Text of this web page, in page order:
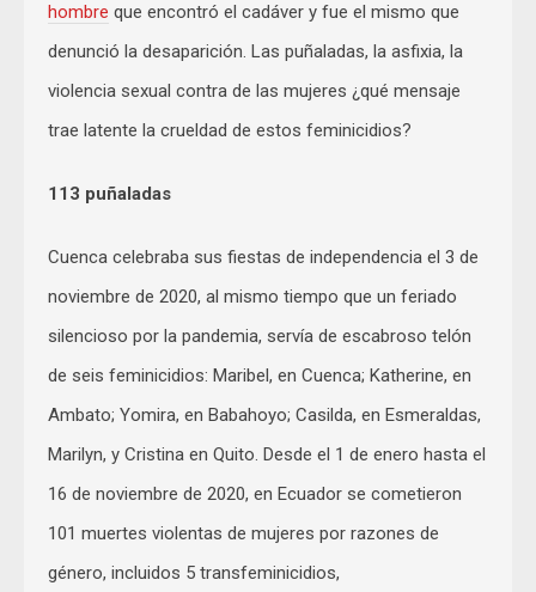
hombre que encontró el cadáver y fue el mismo que
denunció la desaparición. Las puñaladas, la asfixia, la
violencia sexual contra de las mujeres ¿qué mensaje
trae latente la crueldad de estos feminicidios?
113 puñaladas
Cuenca celebraba sus fiestas de independencia el 3 de
noviembre de 2020, al mismo tiempo que un feriado
silencioso por la pandemia, servía de escabroso telón
de seis feminicidios: Maribel, en Cuenca; Katherine, en
Ambato; Yomira, en Babahoyo; Casilda, en Esmeraldas,
Marilyn, y Cristina en Quito. Desde el 1 de enero hasta el
16 de noviembre de 2020, en Ecuador se cometieron
101 muertes violentas de mujeres por razones de
género, incluidos 5 transfeminicidios,